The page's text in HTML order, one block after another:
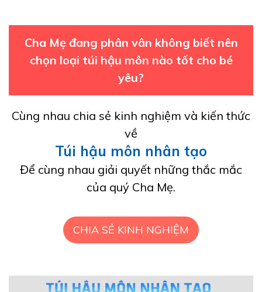
Cha Mẹ đang phân vân không biết nên
chọn loại túi hậu môn nào tốt cho bé
yêu?
Cùng nhau chia sẻ kinh nghiệm và kiến thức
về
Túi hậu môn nhân tạo
Để cùng nhau giải quyết những thắc mắc
của quý Cha Mẹ.
CHIA SẺ KINH NGHIỆM